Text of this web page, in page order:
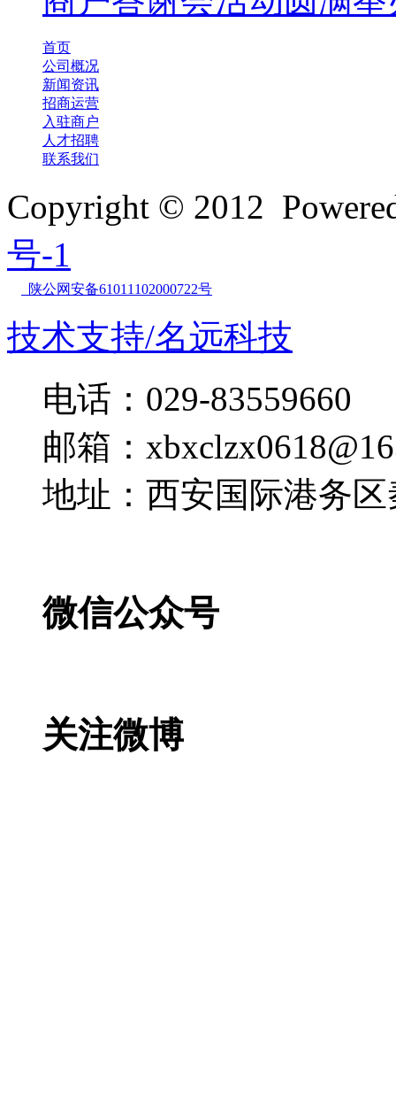
首页
公司概况
新闻资讯
招商运营
入驻商户
人才招聘
联系我们
Copyright © 2012
号-1
陕公网安备61011102000722号
技术支持/名远科技
电话：029-83559660
邮箱：
地址：西安国际港务
微信公众号
关注微博